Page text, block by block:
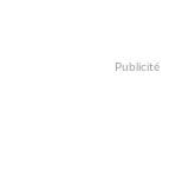
Publicité